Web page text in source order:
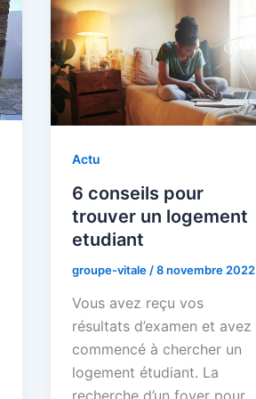
Actu
6 conseils pour
trouver un logement
etudiant
groupe-vitale /8 novembre 2022
Vous avez reçu vos
résultats d’examen et avez
commencé à chercher un
logement étudiant. La